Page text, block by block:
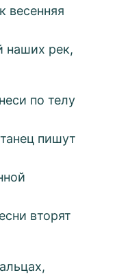
весенняя
наших рек,
по телу
пишут
вторят